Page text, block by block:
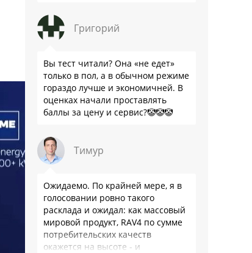
подвеска едет ровно и приятно …
Григорий
Вы тест читали? Она «не едет»
только в пол, а в обычном режиме
гораздо лучше и экономичней. В
оценках начали проставлять
баллы за цену и сервис?🤡🤡🤡
Тимур
Ожидаемо. По крайней мере, я в
голосовании ровно такого
расклада и ожидал: как массовый
мировой продукт, RAV4 по сумме
потребительских качеств
окажется на высоте - и